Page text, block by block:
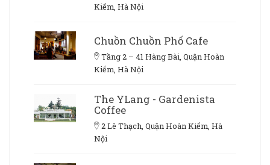
Kiếm, Hà Nội
Chuồn Chuồn Phố Cafe
Tầng 2 – 41 Hàng Bài, Quận Hoàn
Kiếm, Hà Nội
The YLang - Gardenista
Coffee
2 Lê Thạch, Quận Hoàn Kiếm, Hà
Nội